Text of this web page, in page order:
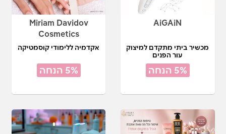
AiGAiN
מכשיר ביתי מתקדם למיצוק
עור הפנים
5% הנחה
Miriam Davidov
Cosmetics
אקדמיה ללימודי קוסמטיקה
5% הנחה